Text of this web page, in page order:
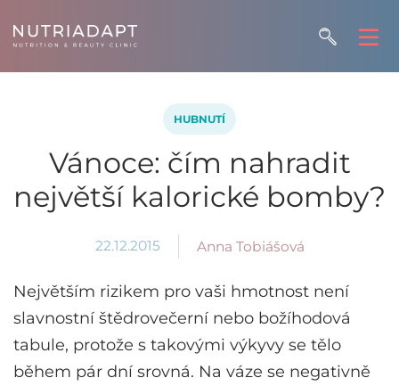
HUBNUTÍ
Vánoce: čím nahradit
největší kalorické bomby?
22.12.2015 Anna Tobiášová
Největším rizikem pro vaši hmotnost není
slavnostní štědrovečerní nebo božíhodová
tabule, protože s takovými výkyvy se tělo
během pár dní srovná. Na váze se negativně